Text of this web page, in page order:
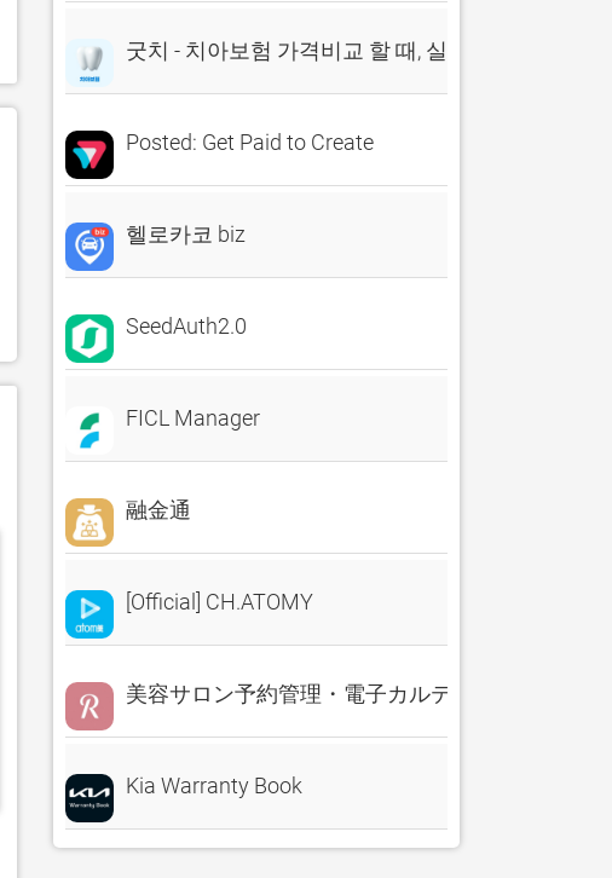
굿치 - 치아보험 가격비교 할 때, 실시간 비교견적 앱
Posted: Get Paid to Create
헬로카코 biz
SeedAuth2.0
FICL Manager
融金通
[Official] CH.ATOMY
美容サロン予約管理・電子カルテ・売上分析
Kia Warranty Book